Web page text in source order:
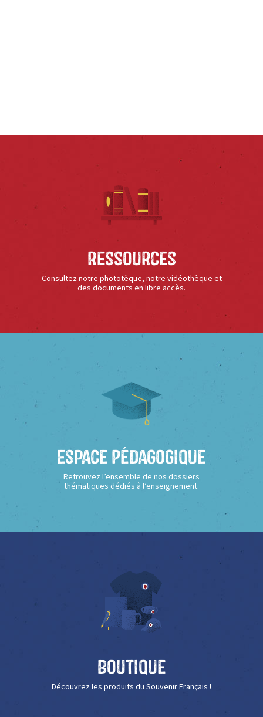
Ressources
Consultez notre phototèque, notre vidéothèque et
des documents en libre accès.
Espace Pédagogique
Retrouvez l’ensemble de nos dossiers
thématiques dédiés à l’enseignement.
Boutique
Découvrez les produits du Souvenir Français !